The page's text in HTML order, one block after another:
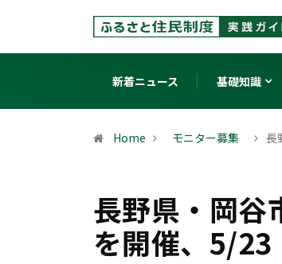
新着ニュース 基礎知識
Home モニター募集 長
長野県・岡谷
を開催、5/23